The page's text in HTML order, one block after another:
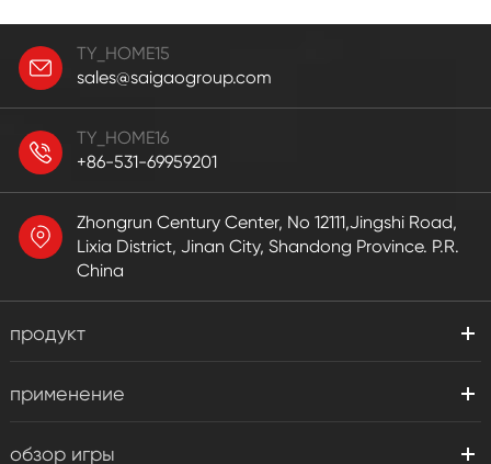
TY_HOME15
sales@saigaogroup.com
TY_HOME16
+86-531-69959201
Zhongrun Century Center, No 12111,Jingshi Road,
Lixia District, Jinan City, Shandong Province. P.R.
China
продукт
применение
обзор игры